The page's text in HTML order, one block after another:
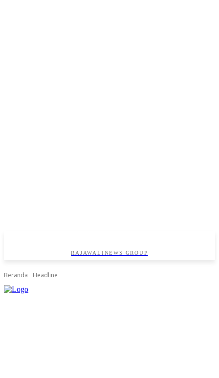
RAJAWALINEWS GROUP
Beranda Headline